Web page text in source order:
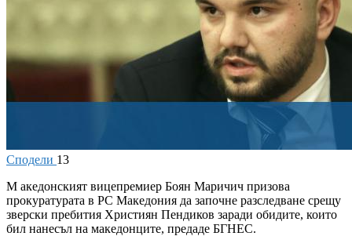
Сподели 13
М акедонският вицепремиер Боян Маричич призова
прокуратурата в РС Македония да започне разследване срещу
зверски пребития Християн Пендиков заради обидите, които
бил нанесъл на македонците, предаде БГНЕС.